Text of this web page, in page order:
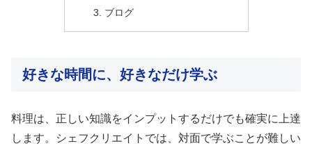
ブログ
好きな時間に、好きなだけ学ぶ
料理は、正しい知識をインプットするだけでも確実に上達
します。シェフクリエイトでは、対面で学ぶことが難しい